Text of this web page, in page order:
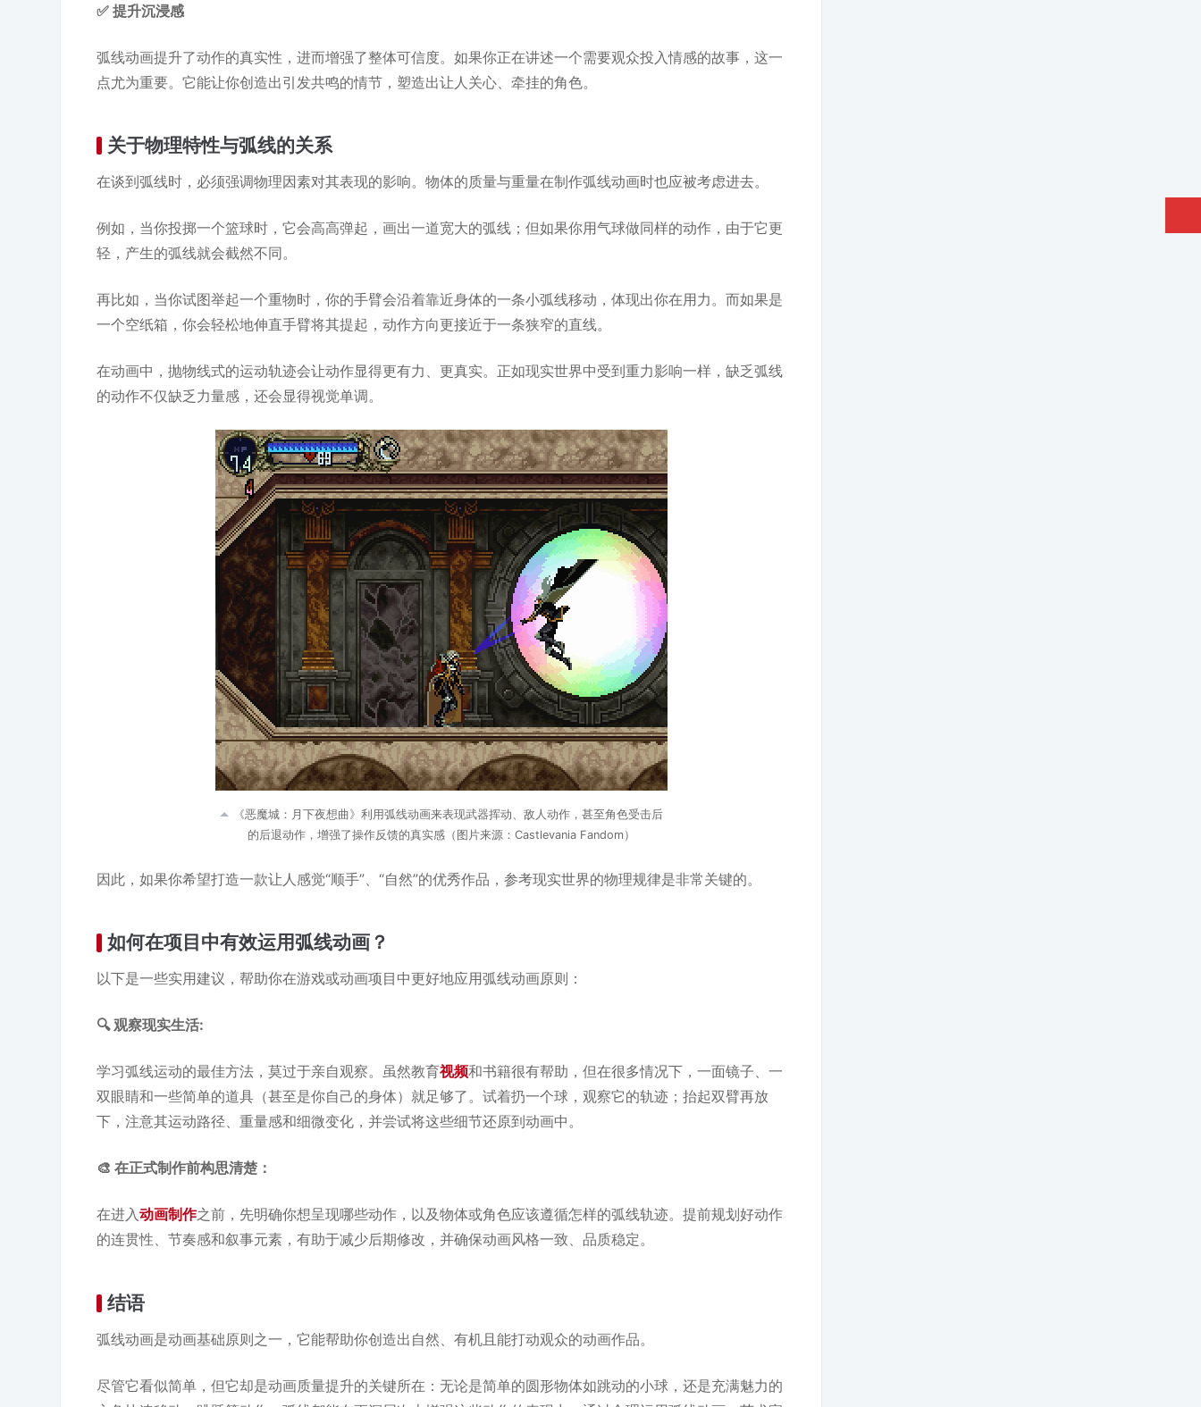
✅ 提升沉浸感
弧线动画提升了动作的真实性，进而增强了整体可信度。如果你正在讲述一个需要观众投入情感的故事，这一
点尤为重要。它能让你创造出引发共鸣的情节，塑造出让人关心、牵挂的角色。
关于物理特性与弧线的关系
在谈到弧线时，必须强调物理因素对其表现的影响。物体的质量与重量在制作弧线动画时也应被考虑进去。
例如，当你投掷一个篮球时，它会高高弹起，画出一道宽大的弧线；但如果你用气球做同样的动作，由于它更
轻，产生的弧线就会截然不同。
再比如，当你试图举起一个重物时，你的手臂会沿着靠近身体的一条小弧线移动，体现出你在用力。而如果是
一个空纸箱，你会轻松地伸直手臂将其提起，动作方向更接近于一条狭窄的直线。
在动画中，抛物线式的运动轨迹会让动作显得更有力、更真实。正如现实世界中受到重力影响一样，缺乏弧线
的动作不仅缺乏力量感，还会显得视觉单调。
《恶魔城：月下夜想曲》利用弧线动画来表现武器挥动、敌人动作，甚至角色受击后
的后退动作，增强了操作反馈的真实感（图片来源：Castlevania Fandom）
因此，如果你希望打造一款让人感觉“顺手”、“自然”的优秀作品，参考现实世界的物理规律是非常关键的。
如何在项目中有效运用弧线动画？
以下是一些实用建议，帮助你在游戏或动画项目中更好地应用弧线动画原则：
🔍 观察现实生活:
学习弧线运动的最佳方法，莫过于亲自观察。虽然教育视频和书籍很有帮助，但在很多情况下，一面镜子、一
双眼睛和一些简单的道具（甚至是你自己的身体）就足够了。试着扔一个球，观察它的轨迹；抬起双臂再放
下，注意其运动路径、重量感和细微变化，并尝试将这些细节还原到动画中。
🎨 在正式制作前构思清楚：
在进入动画制作之前，先明确你想呈现哪些动作，以及物体或角色应该遵循怎样的弧线轨迹。提前规划好动作
的连贯性、节奏感和叙事元素，有助于减少后期修改，并确保动画风格一致、品质稳定。
结语
弧线动画是动画基础原则之一，它能帮助你创造出自然、有机且能打动观众的动画作品。
尽管它看似简单，但它却是动画质量提升的关键所在：无论是简单的圆形物体如跳动的小球，还是充满魅力的